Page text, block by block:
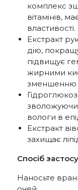
комплекс
вітамінів,
властивості.
Екстракт
дію,
підвищує
жирними
зменшенню
вологи в
Екстракт
захищає
Спосіб
Наносьте